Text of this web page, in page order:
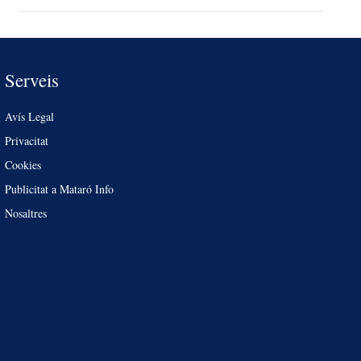
Serveis
Avís Legal
Privacitat
Cookies
Publicitat a Mataró Info
Nosaltres